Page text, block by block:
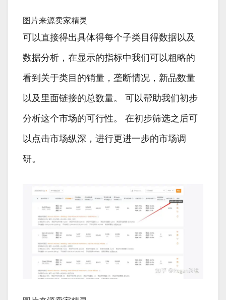
图片来源卖家精灵
可以直接得出具体得每个子类目得数据以及
数据分析，在显示的指标中我们可以粗略的
看到关于类目的销量，垄断情况，新品数量
以及里面链接的总数量。 可以帮助我们初步
分析这个市场的可行性。 在初步筛选之后可
以点击市场纵深，进行更进一步的市场调
研。